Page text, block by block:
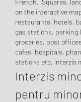
French.  Squares,
on the interactive
restaurants, hotels,
gas stations, parking
groceries, post
cafes, hospitals,
stations etc, interzis
Interzis
pentru